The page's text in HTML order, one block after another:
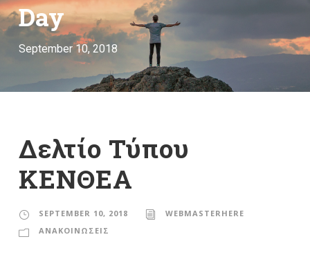
Day
September 10, 2018
Δελτίο Τύπου
ΚΕΝΘΕΑ
SEPTEMBER 10, 2018
WEBMASTERHERE
ΑΝΑΚΟΙΝΩΣΕΙΣ